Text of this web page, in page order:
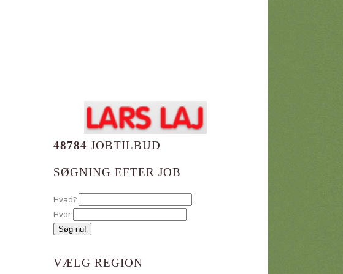
48784 JOBTILBUD
SØGNING EFTER JOB
Hvad?
Hvor
VÆLG REGION